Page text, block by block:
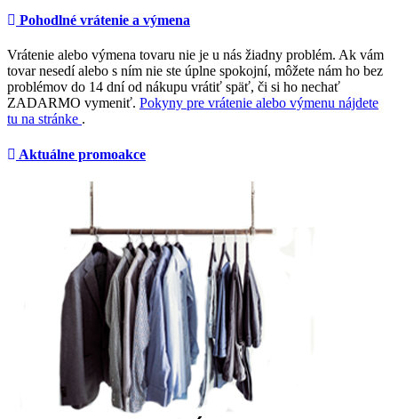
Pohodlné vrátenie a výmena
Vrátenie alebo výmena tovaru nie je u nás žiadny problém. Ak vám
tovar nesedí alebo s ním nie ste úplne spokojní, môžete nám ho bez
problémov do 14 dní od nákupu vrátiť späť, či si ho nechať
ZADARMO vymeniť. Pokyny pre vrátenie alebo výmenu nájdete
tu na stránke .
Aktuálne promoakce